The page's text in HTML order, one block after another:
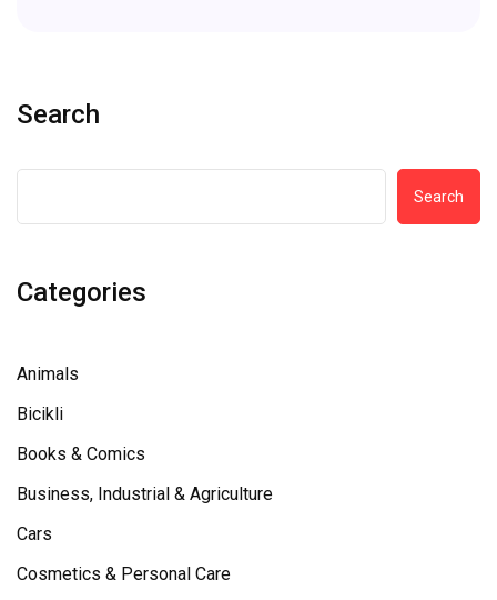
Search
Search
Categories
Animals
Bicikli
Books & Comics
Business, Industrial & Agriculture
Cars
Cosmetics & Personal Care